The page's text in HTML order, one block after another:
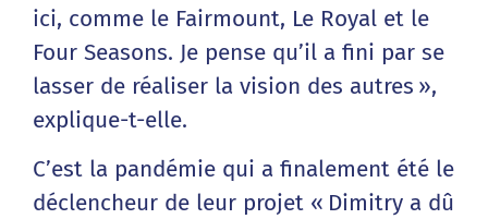
ici, comme le Fairmount, Le Royal et le
Four Seasons. Je pense qu’il a fini par se
lasser de réaliser la vision des autres »,
explique-t-elle.
C’est la pandémie qui a finalement été le
déclencheur de leur projet « Dimitry a dû